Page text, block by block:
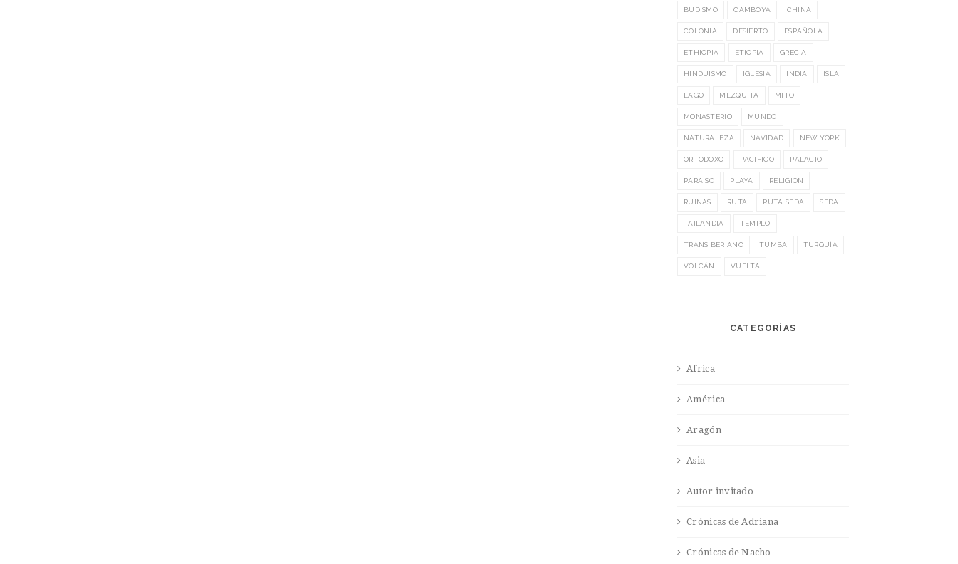
BUDISMO CAMBOYA CHINA
COLONIA DESIERTO ESPAÑOLA
ETHIOPIA ETIOPIA GRECIA
HINDUISMO IGLESIA INDIA ISLA
LAGO MEZQUITA MITO
MONASTERIO MUNDO
NATURALEZA NAVIDAD NEW YORK
ORTODOXO PACIFICO PALACIO
PARAISO PLAYA RELIGIÓN
RUINAS RUTA RUTA SEDA SEDA
TAILANDIA TEMPLO
TRANSIBERIANO TUMBA TURQUÍA
VOLCÁN VUELTA
CATEGORÍAS
Africa
América
Aragón
Asia
Autor invitado
Crónicas de Adriana
Crónicas de Nacho